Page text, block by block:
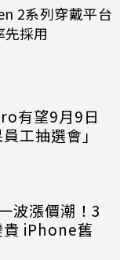
2系列穿戴平台
採用
有望9月9日
工抽選會」
波漲價潮！3
貴 iPhone舊